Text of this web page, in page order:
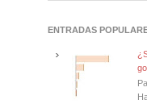
ENTRADAS